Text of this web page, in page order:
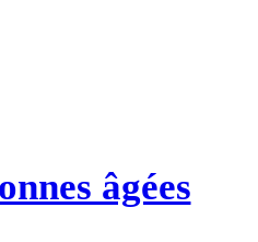
âgées